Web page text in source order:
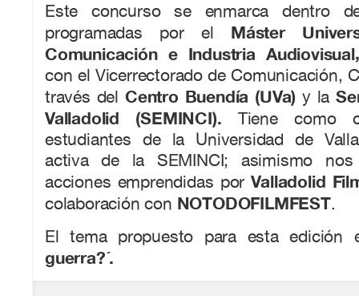
Este concurso se enmarca dentro
programadas por el Máster
Comunicación e Industria
con el Vicerrectorado de Comunicación,
través del Centro Buendía (UVa) y la
Valladolid (SEMINCI). Tiene como
estudiantes de la Universidad de
activa de la SEMINCI; asimismo
acciones emprendidas porValladolid
colaboración con NOTODOFILMFEST.
El tema propuesto para esta edición
guerra?´.